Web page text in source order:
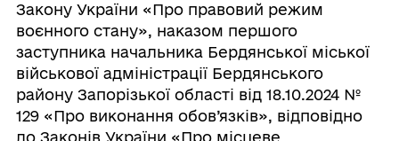
Закону України «Про правовий режим
воєнного стану», наказом першого
заступника начальника Бердянської міської
військової адміністрації Бердянського
району Запорізької області від 18.10.2024 №
129 «Про виконання обов’язків», відповідно
до Законів України «Про місцеве